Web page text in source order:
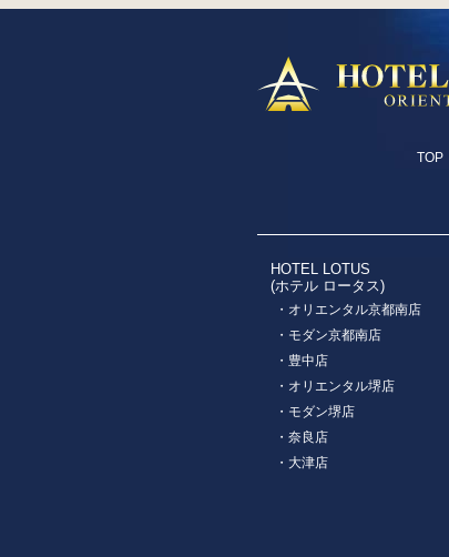
TOP
HOTEL LOTUS
(ホテル ロータス)
・オリエンタル京都南店
・モダン京都南店
・豊中店
・オリエンタル堺店
・モダン堺店
・奈良店
・大津店